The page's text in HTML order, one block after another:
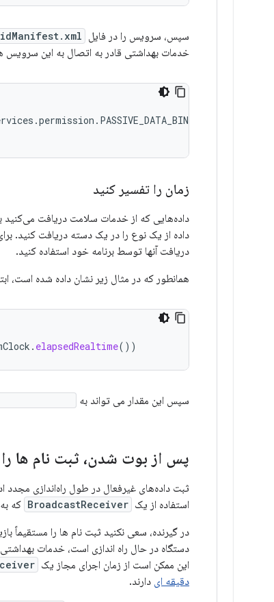
سپس، سرویس را در فایل
خدمات بهداشتی قادر به اتصال به این سرویس
زمان را تفسیر کنید
داده‌هایی که از خدمات سلامت دریافت می‌کنید
داده از یک نوع را در یک دسته دریافت کنید.
دریافت آنها توسط برنامه خود استفاده کنید.
همانطور که در مثال زیر نشان داده شده است،
. elapsedRealtime())
سپس این مقدار می تواند به
پس از بوت شدن، ثبت نام ها را
ثبت داده‌های غیرفعال در طول راه‌اندازی مجدد
استفاده از یک BroadcastReceiver که
در گیرنده، سعی نکنید ثبت نام ها را مستقیماً
این ممکن است از زمان اجرای مجاز یک
دقیقه ای دارند.